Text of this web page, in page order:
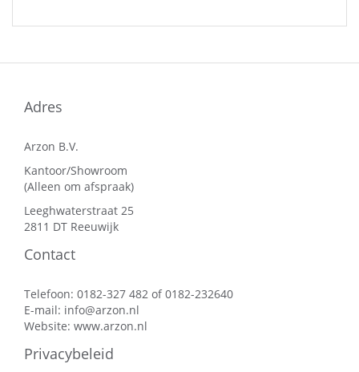
Adres
Arzon B.V.
Kantoor/Showroom
(Alleen om afspraak)
Leeghwaterstraat 25
2811 DT Reeuwijk
Contact
Telefoon: 0182-327 482 of 0182-232640
E-mail: info@arzon.nl
Website: www.arzon.nl
Privacybeleid